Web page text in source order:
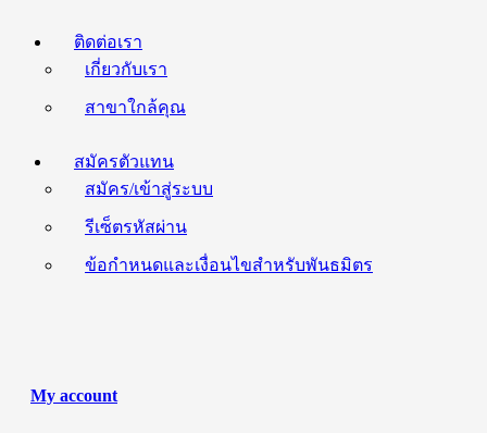
ติดต่อเรา
เกี่ยวกับเรา
สาขาใกล้คุณ
สมัครตัวแทน
สมัคร/เข้าสู่ระบบ
รีเซ็ตรหัสผ่าน
ข้อกำหนดและเงื่อนไขสำหรับพันธมิตร
My account